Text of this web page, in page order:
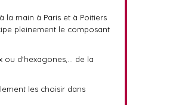
la main à Paris et à Poitiers
pleinement le composant
ou d'hexagones,... de la
les choisir dans